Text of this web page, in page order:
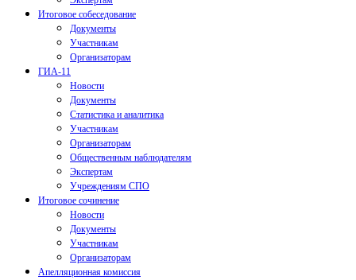
Итоговое собеседование
Документы
Участникам
Организаторам
ГИА-11
Новости
Документы
Статистика и аналитика
Участникам
Организаторам
Общественным наблюдателям
Экспертам
Учреждениям СПО
Итоговое сочинение
Новости
Документы
Участникам
Организаторам
Апелляционная комиссия